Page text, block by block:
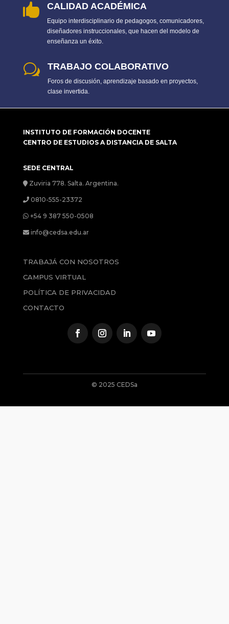
 CALIDAD ACADÉMICA
Equipo interdisciplinario de pedagogos, comunicadores,
diseñadores instruccionales, que hacen del modelo de
enseñanza un éxito.
w TRABAJO COLABORATIVO
Foros de discusión, aprendizaje basado en proyectos,
clase invertida.
INSTITUTO DE FORMACIÓN DOCENTE
CENTRO DE ESTUDIOS A DISTANCIA DE SALTA
SEDE CENTRAL
Zuviria 778. Salta. Argentina.
0810-555-23372
+54 9 387 550-0508
info@cedsa.edu.ar
TRABAJÁ CON NOSOTROS
CAMPUS VIRTUAL
POLÍTICA DE PRIVACIDAD
CONTACTO
© 2025 CEDSa